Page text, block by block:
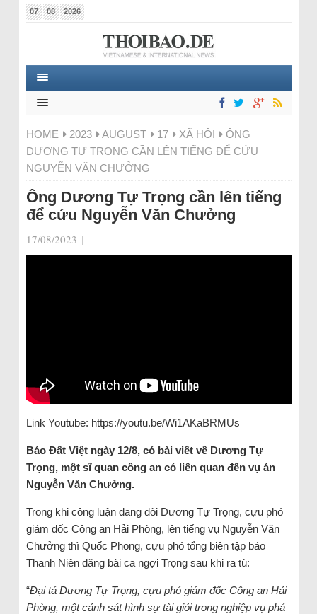
07 08 2026
HOME 2023 AUGUST 17 XÃ HỘI
ÔNG
DƯƠNG TỰ TRỌNG CẦN LÊN TIẾNG ĐỂ CỨU
NGUYỄN VĂN CHƯỞNG
Ông Dương Tự Trọng cần lên tiếng
để cứu Nguyễn Văn Chưởng
17/08/2023 |
Link Youtube: https://youtu.be/Wi1AKaBRMUs
Báo Đất Việt ngày 12/8, có bài viết về Dương Tự
Trọng, một sĩ quan công an có liên quan đến vụ án
Nguyễn Văn Chưởng.
Trong khi công luận đang đòi Dương Tự Trọng, cựu phó
giám đốc Công an Hải Phòng, lên tiếng vụ Nguyễn Văn
Chưởng thì Quốc Phong, cựu phó tổng biên tập báo
Thanh Niên đăng bài ca ngợi Trọng sau khi ra tù:
“Đại tá Dương Tự Trọng, cựu phó giám đốc Công an Hải
Phòng, một cảnh sát hình sự tài giỏi trong nghiệp vụ phá